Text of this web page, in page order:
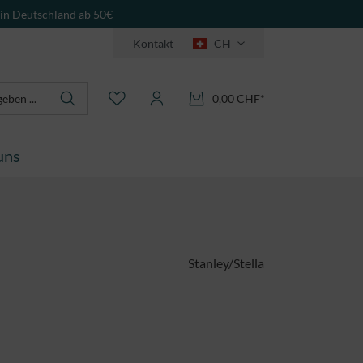
Deutschland ab 50€
Kontakt CH
0,00 CHF*
Stanley/Stella